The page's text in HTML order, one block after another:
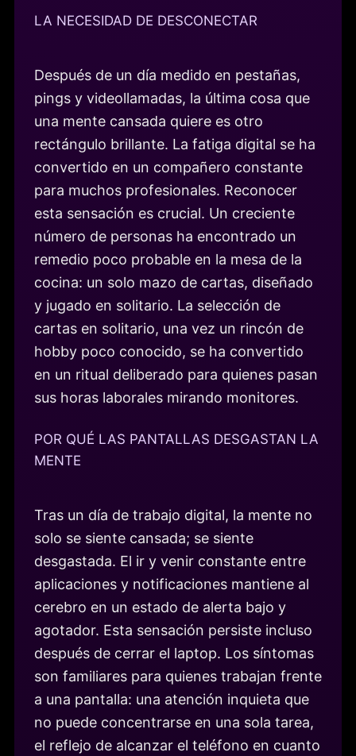
LA NECESIDAD DE DESCONECTAR
Después de un día medido en pestañas,
pings y videollamadas, la última cosa que
una mente cansada quiere es otro
rectángulo brillante. La fatiga digital se ha
convertido en un compañero constante
para muchos profesionales. Reconocer
esta sensación es crucial. Un creciente
número de personas ha encontrado un
remedio poco probable en la mesa de la
cocina: un solo mazo de cartas, diseñado
y jugado en solitario. La selección de
cartas en solitario, una vez un rincón de
hobby poco conocido, se ha convertido
en un ritual deliberado para quienes pasan
sus horas laborales mirando monitores.
POR QUÉ LAS PANTALLAS DESGASTAN LA
MENTE
Tras un día de trabajo digital, la mente no
solo se siente cansada; se siente
desgastada. El ir y venir constante entre
aplicaciones y notificaciones mantiene al
cerebro en un estado de alerta bajo y
agotador. Esta sensación persiste incluso
después de cerrar el laptop. Los síntomas
son familiares para quienes trabajan frente
a una pantalla: una atención inquieta que
no puede concentrarse en una sola tarea,
el reflejo de alcanzar el teléfono en cuanto